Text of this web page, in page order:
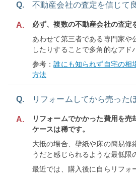
Q. 不動産会社の査定を信じて
A.
必ず、複数の不動産会社の査定
あわせて第三者である専門家や
したりすることで多角的なアド
参考：誰にも知られず自宅の相
方法
Q. リフォームしてから売った
A.
リフォームでかかった費用を売
ケースは稀です。
大抵の場合、壁紙や床の簡易修
うだと感じられるような最低限
最近では、購入後に自らリフォ